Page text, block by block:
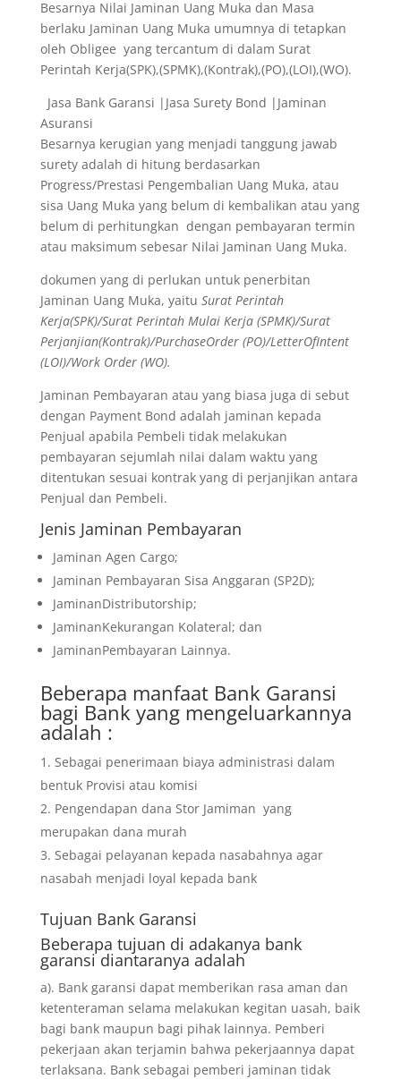
Besarnya Nilai Jaminan Uang Muka dan Masa
berlaku Jaminan Uang Muka umumnya di tetapkan
oleh Obligee yang tercantum di dalam Surat
Perintah Kerja(SPK),(SPMK),(Kontrak),(PO),(LOI),(WO).
Jasa Bank Garansi |Jasa Surety Bond |Jaminan
Asuransi
Besarnya kerugian yang menjadi tanggung jawab
surety adalah di hitung berdasarkan
Progress/Prestasi Pengembalian Uang Muka, atau
sisa Uang Muka yang belum di kembalikan atau yang
belum di perhitungkan dengan pembayaran termin
atau maksimum sebesar Nilai Jaminan Uang Muka.
dokumen yang di perlukan untuk penerbitan
Jaminan Uang Muka, yaitu Surat Perintah
Kerja(SPK)/Surat Perintah Mulai Kerja (SPMK)/Surat
Perjanjian(Kontrak)/PurchaseOrder (PO)/LetterOfIntent
(LOI)/Work Order (WO).
Jaminan Pembayaran atau yang biasa juga di sebut
dengan Payment Bond adalah jaminan kepada
Penjual apabila Pembeli tidak melakukan
pembayaran sejumlah nilai dalam waktu yang
ditentukan sesuai kontrak yang di perjanjikan antara
Penjual dan Pembeli.
Jenis Jaminan Pembayaran
Jaminan Agen Cargo;
Jaminan Pembayaran Sisa Anggaran (SP2D);
JaminanDistributorship;
JaminanKekurangan Kolateral; dan
JaminanPembayaran Lainnya.
Beberapa manfaat Bank Garansi
bagi Bank yang mengeluarkannya
adalah :
Sebagai penerimaan biaya administrasi dalam
bentuk Provisi atau komisi
Pengendapan dana Stor Jamiman yang
merupakan dana murah
Sebagai pelayanan kepada nasabahnya agar
nasabah menjadi loyal kepada bank
Tujuan Bank Garansi
Beberapa tujuan di adakanya bank
garansi diantaranya adalah
a). Bank garansi dapat memberikan rasa aman dan
ketenteraman selama melakukan kegitan uasah, baik
bagi bank maupun bagi pihak lainnya. Pemberi
pekerjaan akan terjamin bahwa pekerjaannya dapat
terlaksana. Bank sebagai pemberi jaminan tidak